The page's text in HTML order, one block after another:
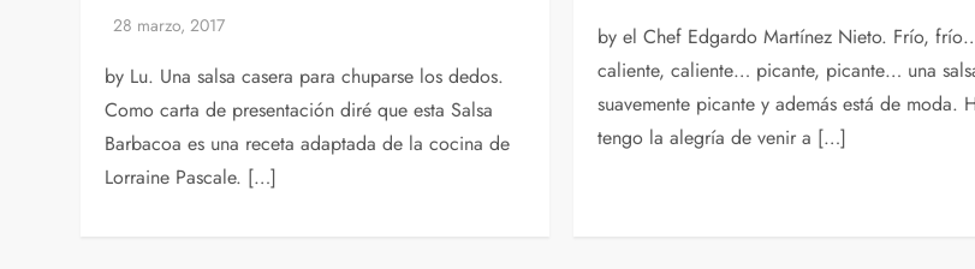
by Lu. Una salsa casera para chuparse los dedos.
Como carta de presentación diré que esta Salsa
Barbacoa es una receta adaptada de la cocina de
Lorraine Pascale. […]
by el Chef Edgardo Martínez Nieto. Frío,
caliente, caliente… picante, picante… una
suavemente picante y además está de moda.
tengo la alegría de venir a […]